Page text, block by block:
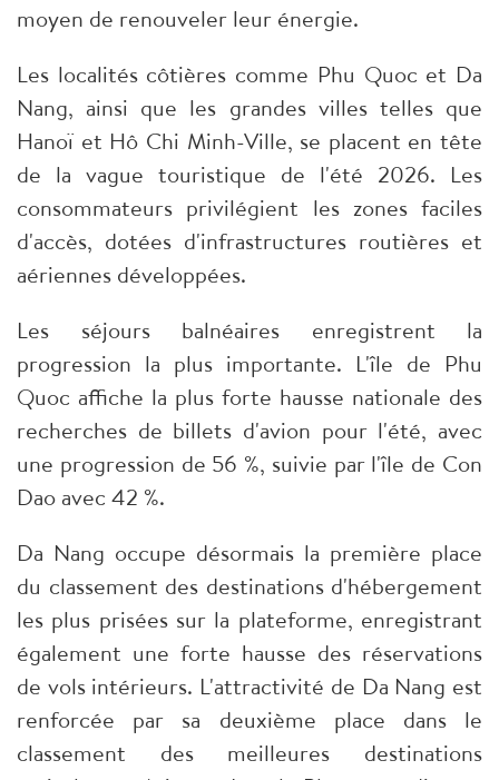
moyen de renouveler leur énergie.​
Les localités côtières comme Phu Quoc et Da
Nang, ainsi que les grandes villes telles que
Hanoï et Hô Chi Minh-Ville, se placent en tête
de la vague touristique de l'été 2026. Les
consommateurs privilégient les zones faciles
d'accès, dotées d'infrastructures routières et
aériennes développées.
Les séjours balnéaires enregistrent la
progression la plus importante. L'île de Phu
Quoc affiche la plus forte hausse nationale des
recherches de billets d'avion pour l'été, avec
une progression de 56 %, suivie par l'île de Con
Dao avec 42 %.
Da Nang occupe désormais la première place
du classement des destinations d'hébergement
les plus prisées sur la plateforme, enregistrant
également une forte hausse des réservations
de vols intérieurs. L'attractivité de Da Nang est
renforcée par sa deuxième place dans le
classement des meilleures destinations